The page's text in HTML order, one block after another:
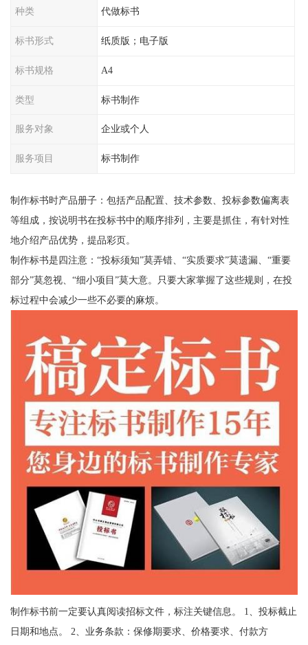
种类 代做标书
标书形式 纸质版；电子版
标书规格 A4
类型 标书制作
服务对象 企业或个人
服务项目 标书制作
制作标书时产品册子：包括产品配置、技术参数、投标参数偏离表
等组成，按说明书在投标书中的顺序排列，主要是抓住，有针对性
地介绍产品优势，提品彩页。
制作标书是四注意：“投标须知”莫弄错、“实质要求”莫遗漏、“重要
部分”莫忽视、“细小项目”莫大意。只要大家掌握了这些规则，在投
标过程中会减少一些不必要的麻烦。
制作标书前一定要认真阅读招标文件，标注关键信息。 1、投标截止
日期和地点。 2、业务条款：保修期要求、价格要求、付款方